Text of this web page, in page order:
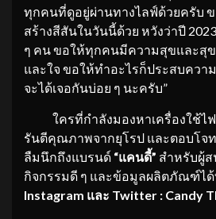
ทุกคนที่ดูอยู่ผ่านทางไลฟ์ด้วยครับ
สร้างสีสันในวันนี้ด้วย หวังว่าปี
ๆ คน ขอให้ทุกคนมีความสุขและสุ
และใจ ขอให้ทำอะไรก็ประสบควา
จะได้เจอกันบ่อย ๆ นะครับ”
ใครที่กำลังมองหาเครื่องใช้ไ
รันตีคุณภาพจากยุโรป และตอบโจ
ลืมนึกถึงแบรนด์ “แคนดี้” สำหรับผู้
กิจกรรมดี ๆ และข้อมูลผลิตภัณฑ์ได้
Instagram และ Twitter : Candy